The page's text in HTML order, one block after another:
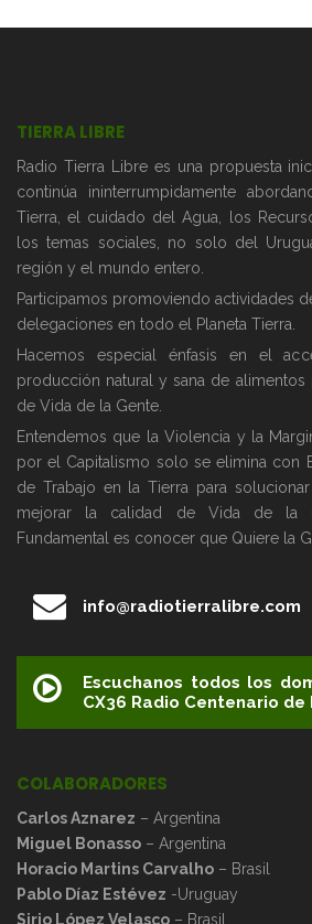
TIERRA LIBRE
Radio Tierra Libre es una propuesta
continúa ininterrumpidamente
Tierra, el cuidado del Agua, los
los temas sociales, no solo del
región y el mundo entero.
Participamos promoviendo actividades
delegaciones en todo el Planeta Tierra.
Hacemos especial énfasis en el
producción natural y sana de alimentos
de Vida de la Gente.
Entendemos que la Violencia y la
por el Capitalismo solo se elimina con
de Trabajo en la Tierra para
mejorar la calidad de Vida de la
Fundamental es conocer que Quiere la
info@radiotierralibre.com
Escuchanos todos los
CX36 Radio Centenario
COLABORADORES
Carlos Aznarez – Argentina
Miguel Bonasso – Argentina
Horacio Martins Carvalho – Brasil
Pablo Díaz Estévez -Uruguay
Sirio López Velasco – Brasil